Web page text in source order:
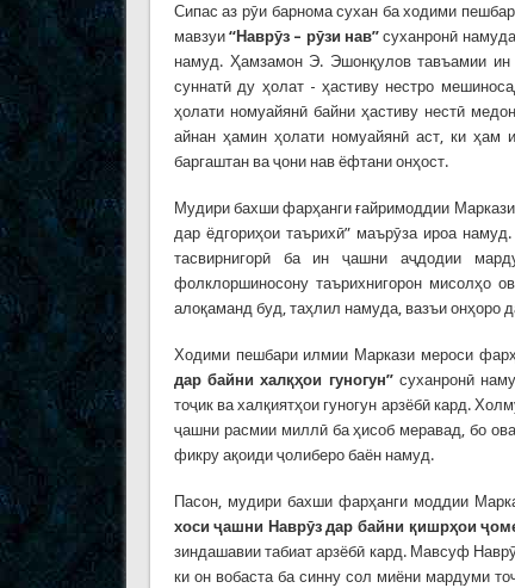
Сипас аз рӯи барнома сухан ба ходими
мавзуи“Наврӯз – рӯзи нав”суханронӣ
намуд. Ҳамзамон Э. Эшонқулов тавъамии
суннатӣ ду ҳолат - ҳастиву нестро
ҳолати номуайянӣ байни ҳастиву нестӣ
айнан ҳамин ҳолати номуайянӣ аст, ки
баргаштан ва ҷони нав ёфтани онҳост.
Мудири бахши фарҳанги ғайримоддии
дар ёдгориҳои таърихӣ” маърӯза ироа
тасвирнигорӣ ба ин ҷашни аҷдодии
фолклоршиносону таърихнигорон мисолҳо
алоқаманд буд, таҳлил намуда, вазъи онҳоро
Ходими пешбари илмии Маркази мероси
дар байни халқҳои гуногун”суханронӣ
тоҷик ва халқиятҳои гуногун арзёбӣ кард.
ҷашни расмии миллӣ ба ҳисоб меравад, бо
фикру ақоиди ҷолиберо баён намуд.
Пасон, мудири бахши фарҳанги моддии
хоси ҷашни Наврӯз дар байни қишрҳои ҷ
зиндашавии табиат арзёбӣ кард. Мавсуф
ки он вобаста ба синну сол миёни мардуми